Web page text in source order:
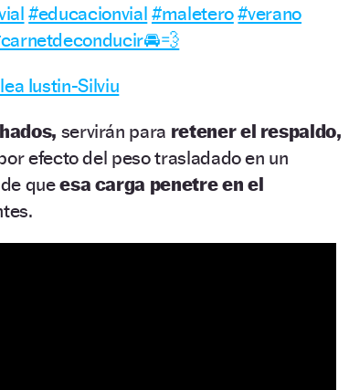
#educacionvial #maletero#verano
Iustin-Silviu
servirán para retener el respaldo,
efecto del peso trasladado en un
queesa carga penetre en el